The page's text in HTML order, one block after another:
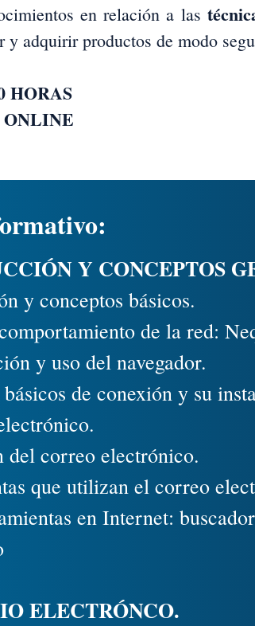
en relación a las
y adquirir productos de modo
HORAS
Y CONCEPTOS
y conceptos básicos.
de la red:
y uso del navegador.
de conexión y su
correo electrónico.
que utilizan el correo
en Internet:
ELECTRÓNCO.